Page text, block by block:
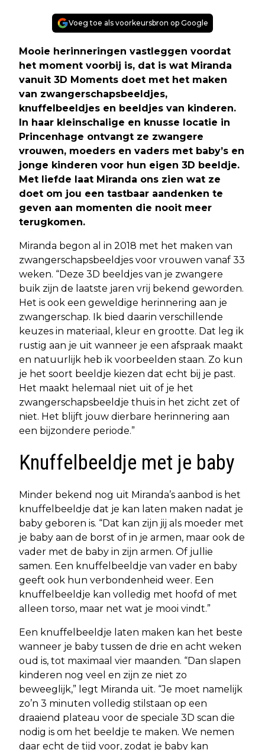
Voeg toe als voorkeursbron op Google
Mooie herinneringen vastleggen voordat
het moment voorbij is, dat is wat Miranda
vanuit 3D Moments doet met het maken
van zwangerschapsbeeldjes,
knuffelbeeldjes en beeldjes van kinderen.
In haar kleinschalige en knusse locatie in
Princenhage ontvangt ze zwangere
vrouwen, moeders en vaders met baby’s en
jonge kinderen voor hun eigen 3D beeldje.
Met liefde laat Miranda ons zien wat ze
doet om jou een tastbaar aandenken te
geven aan momenten die nooit meer
terugkomen.
Miranda begon al in 2018 met het maken van
zwangerschapsbeeldjes voor vrouwen vanaf 33
weken. “Deze 3D beeldjes van je zwangere
buik zijn de laatste jaren vrij bekend geworden.
Het is ook een geweldige herinnering aan je
zwangerschap. Ik bied daarin verschillende
keuzes in materiaal, kleur en grootte. Dat leg ik
rustig aan je uit wanneer je een afspraak maakt
en natuurlijk heb ik voorbeelden staan. Zo kun
je het soort beeldje kiezen dat echt bij je past.
Het maakt helemaal niet uit of je het
zwangerschapsbeeldje thuis in het zicht zet of
niet. Het blijft jouw dierbare herinnering aan
een bijzondere periode.”
Knuffelbeeldje met je baby
Minder bekend nog uit Miranda’s aanbod is het
knuffelbeeldje dat je kan laten maken nadat je
baby geboren is. “Dat kan zijn jij als moeder met
je baby aan de borst of in je armen, maar ook de
vader met de baby in zijn armen. Of jullie
samen. Een knuffelbeeldje van vader en baby
geeft ook hun verbondenheid weer. Een
knuffelbeeldje kan volledig met hoofd of met
alleen torso, maar net wat je mooi vindt.”
Een knuffelbeeldje laten maken kan het beste
wanneer je baby tussen de drie en acht weken
oud is, tot maximaal vier maanden. “Dan slapen
kinderen nog veel en zijn ze niet zo
beweeglijk,” legt Miranda uit. “Je moet namelijk
zo’n 3 minuten volledig stilstaan op een
draaiend plateau voor de speciale 3D scan die
nodig is om het beeldje te maken. We nemen
daar echt de tijd voor, zodat je baby kan